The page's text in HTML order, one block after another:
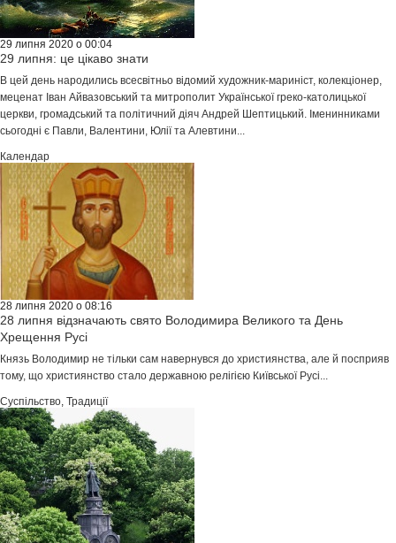
29 липня 2020 о 00:04
29 липня: це цікаво знати
В цей день народились всесвітньо відомий художник-мариніст, колекціонер,
меценат Іван Айвазовський та митрополит Української греко-католицької
церкви, громадський та політичний діяч Андрей Шептицький. Іменинниками
сьогодні є Павли, Валентини, Юлії та Алевтини...
Календар
28 липня 2020 о 08:16
28 липня відзначають свято Володимира Великого та День
Хрещення Русі
Князь Володимир не тільки сам навернувся до християнства, але й посприяв
тому, що християнство стало державною релігією Київської Русі...
Суспільство, Традиції